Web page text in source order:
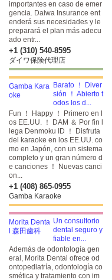
importantes en caso de emer
gencia. Daiwa Insurance ent
enderá sus necesidades y le
preparará el plan más adecu
ado entr...
+1 (310) 540-8595
ダイワ保険代理店
Barato ！ Diver
sión ！ Abierto t
odos los d...
Fun ！ Happy ！ Primero en l
os EE.UU. ！ DAM ＆ Por fin l
lega Denmoku ID ！
Disfruta
del karaoke en los EE.UU. co
mo en Japón, con un sistema
completo y un gran número d
e canciones ！ Nuevas canci
on...
+1 (408) 865-0955
Gamba Karaoke
Un consultorio
dental seguro y
fiable en...
Además de odontología gen
eral, Morita Dental ofrece od
ontopediatría, odontología co
smética y tratamiento con im